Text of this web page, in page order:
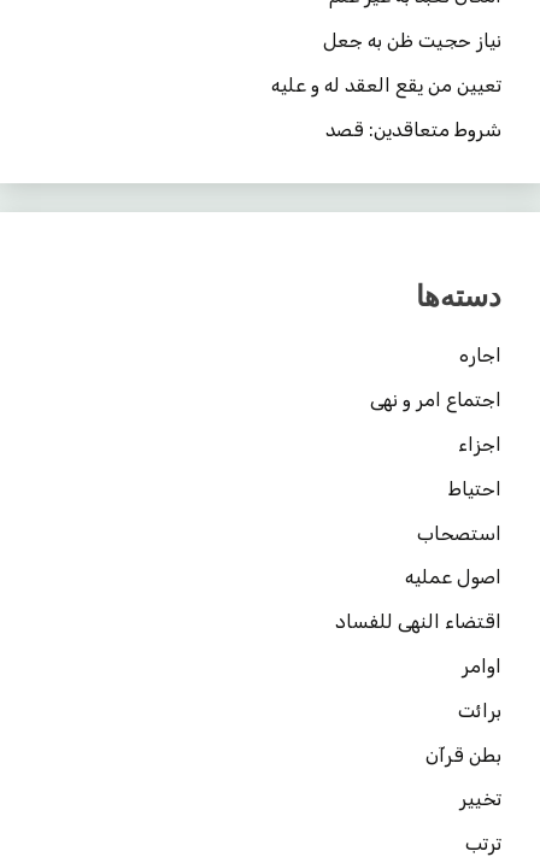
نیاز حجیت ظن به جعل
تعیین من یقع العقد له و علیه
شروط متعاقدین: قصد
دسته‌ها
اجاره
اجتماع امر و نهی
اجزاء
احتیاط
استصحاب
اصول عملیه
اقتضاء النهی للفساد
اوامر
برائت
بطن قرآن
تخییر
ترتب